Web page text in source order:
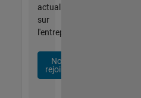
actualités
sur
l'entreprise.
Nous
rejoindre